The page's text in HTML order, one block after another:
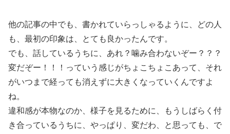
他の記事の中でも、書かれていらっしゃるように、どの人
も、最初の印象は、とても良かったんです。
でも、話しているうちに、あれ？噛み合わないぞー？？？
変だぞー！！！っていう感じがちょこちょこあって、それ
がいつまで経っても消えずに大きくなっていくんですよ
ね。
違和感が本物なのか、様子を見るために、もうしばらく付
き合っているうちに、やっぱり、変だわ、と思っても、で